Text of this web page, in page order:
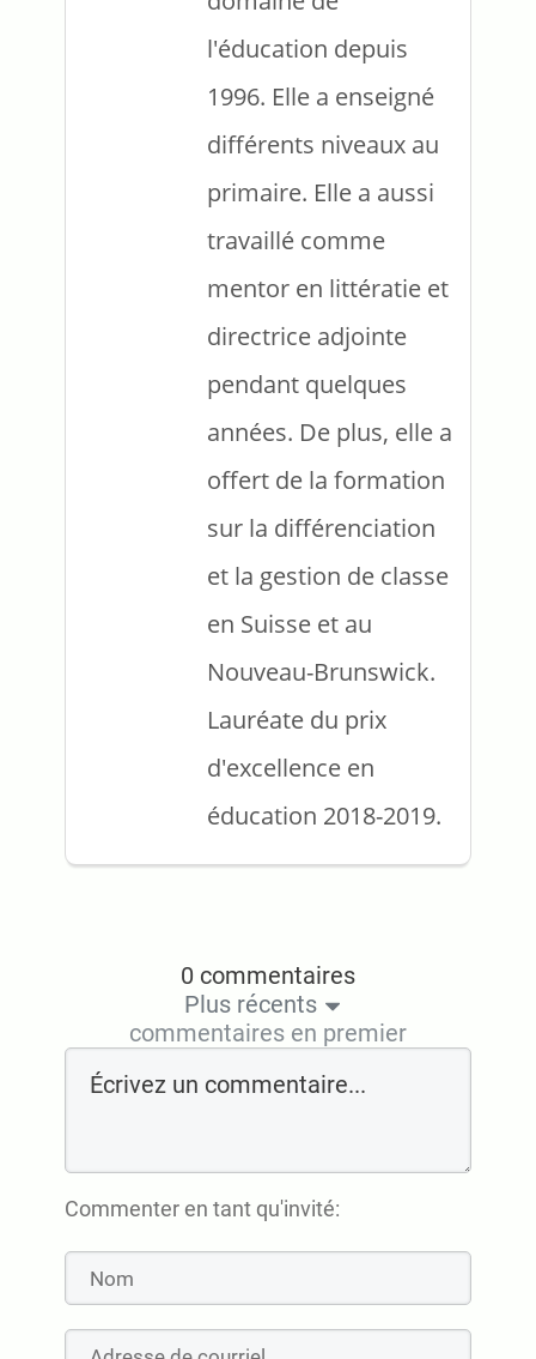
l'éducation depuis
1996. Elle a enseigné
différents niveaux au
primaire. Elle a aussi
travaillé comme
mentor en littératie et
directrice adjointe
pendant quelques
années. De plus, elle a
offert de la formation
sur la différenciation
et la gestion de classe
en Suisse et au
Nouveau-Brunswick.
Lauréate du prix
d'excellence en
éducation 2018-2019.
0 commentaires
Plus récents
commentaires en premier
Commenter en tant qu'invité: